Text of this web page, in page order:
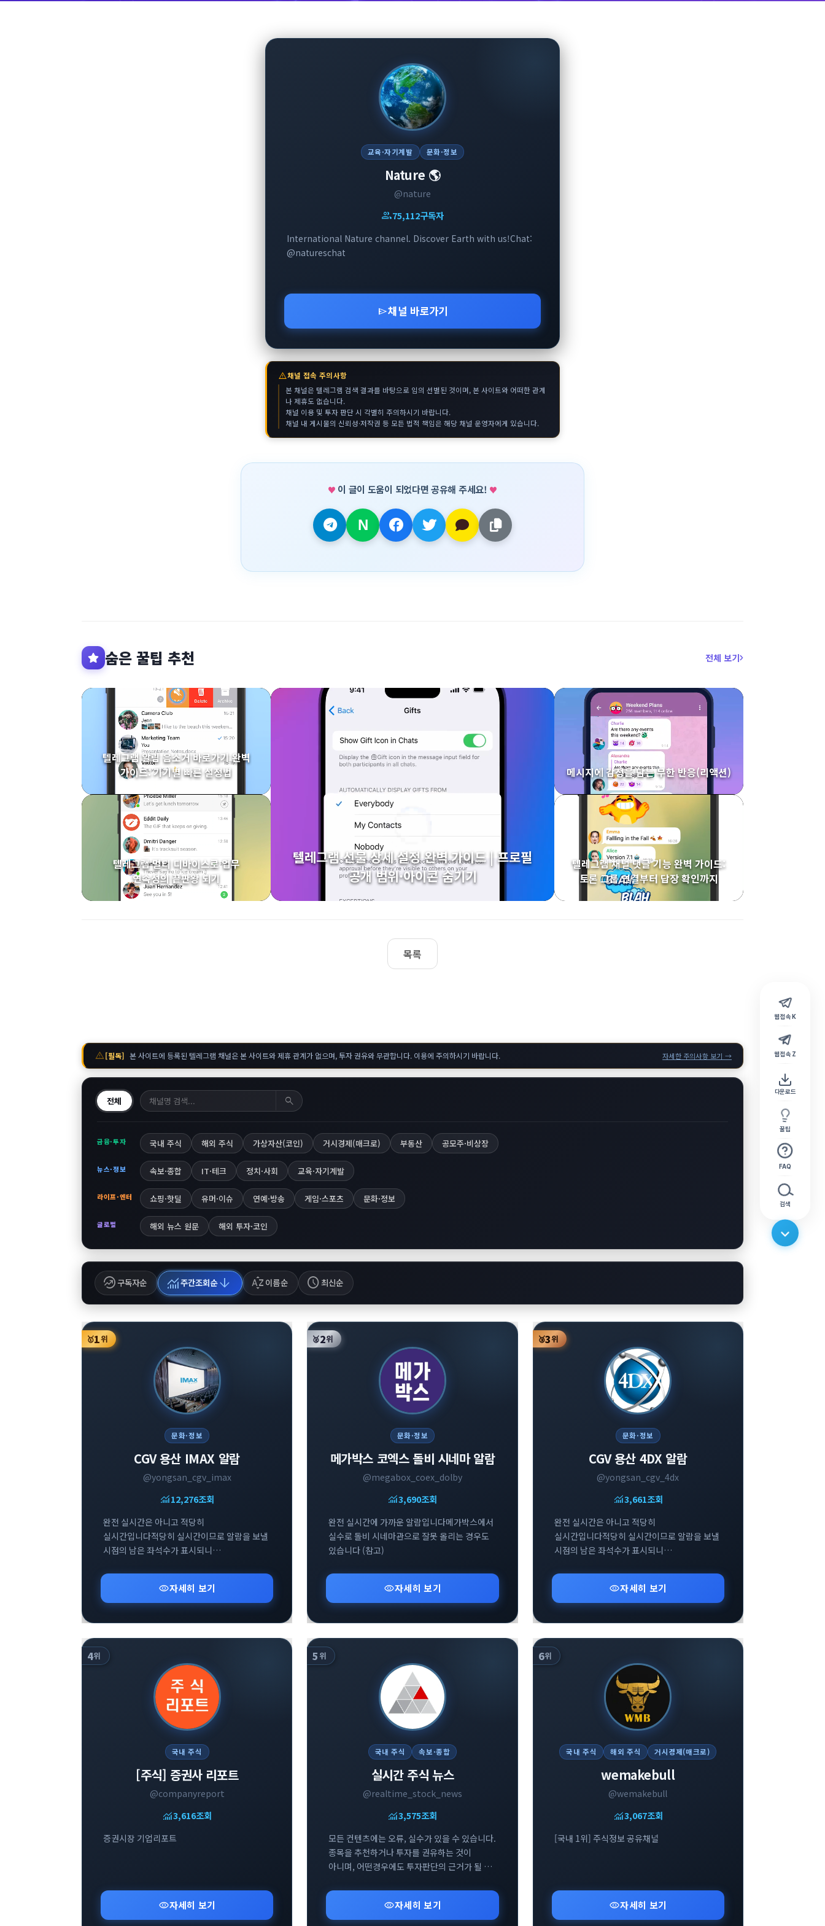
웹 접속 K
웹 접속 Z
다운로드
꿀팁
FAQ
검색
교육·자기계발 문화·정보
Nature 🌎
@nature
group75,112구독자
International Nature channel. Discover Earth with us!Chat:
@natureschat
send채널 바로가기
warning채널 접속 주의사항
본 채널은 텔레그램 검색 결과를 바탕으로 임의 선별된 것이며, 본 사이트와 어떠한 관계
나 제휴도 없습니다.
채널 이용 및 투자 판단 시 각별히 주의하시기 바랍니다.
채널 내 게시물의 신뢰성·저작권 등 모든 법적 책임은 해당 채널 운영자에게 있습니다.
이 글이 도움이 되었다면 공유해 주세요!
숨은 꿀팁 추천 전체 보기
텔레그램 알림 음소거 바로가기 완벽
가이드: 기기별 빠른 설정법
텔레그램 멀티 디바이스로 업무
연속성의 끝판왕 되기
텔레그램 선물 상세 설정 완벽 가이드 | 프로필
공개 범위·아이콘 숨기기
메시지에 감정을 담는 무한 반응(리액션)
텔레그램 채널 댓글 기능 완벽 가이드:
토론 그룹 연결부터 답장 확인까지
목록
warning[필독] 본 사이트에 등록된 텔레그램 채널은 본 사이트와 제휴 관계가 없으며, 투자 권유와 무관합니다. 이용에 주의하시기 바랍니다. 자세한 주의사항 보기 →
전체 search
금융·투자 국내 주식 해외 주식 가상자산(코인) 거시경제(매크로) 부동산 공모주·비상장
뉴스·정보 속보·종합 IT·테크 정치·사회 교육·자기계발
라이프·엔터 쇼핑·핫딜 유머·이슈 연예·방송 게임·스포츠 문화·정보
글로벌 해외 뉴스 원문 해외 투자·코인
whatshot구독자순 monitoring주간조회순arrow_downward sort_by_alpha 이름순 schedule 최신순
🥇1위
문화·정보
CGV 용산 IMAX 알람
@yongsan_cgv_imax
monitoring12,276조회
완전 실시간은 아니고 적당히
실시간입니다적당히 실시간이므로 알람을 보낼
시점의 남은 좌석수가 표시되니
visibility자세히 보기
🥈2위
문화·정보
메가박스 코엑스 돌비 시네마 알람
@megabox_coex_dolby
monitoring3,690조회
완전 실시간에 가까운 알람입니다메가박스에서
실수로 돌비 시네마관으로 잘못 올리는 경우도
있습니다 (참고)
visibility자세히 보기
🥉3위
문화·정보
CGV 용산 4DX 알람
@yongsan_cgv_4dx
monitoring3,661조회
완전 실시간은 아니고 적당히
실시간입니다적당히 실시간이므로 알람을 보낼
시점의 남은 좌석수가 표시되니
visibility자세히 보기
4위
국내 주식
[주식] 증권사 리포트
@companyreport
monitoring3,616조회
증권시장 기업리포트
visibility자세히 보기
5 위
국내 주식 속보·종합
실시간 주식 뉴스
@realtime_stock_news
monitoring3,575조회
모든 컨텐츠에는 오류, 실수가 있을 수 있습니다.
종목을 추천하거나 투자를 권유하는 것이
아니며, 어떤경우에도 투자판단의 근거가 될 수
본인에게 있습니다.
visibility자세히 보기
6위
국내 주식 해외 주식 거시경제(매크로)
wemakebull
@wemakebull
monitoring3,067조회
[국내 1위] 주식정보 공유채널
visibility자세히 보기